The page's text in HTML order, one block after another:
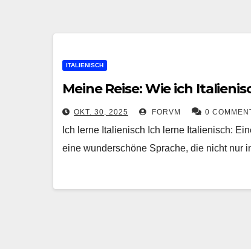
ITALIENISCH
Meine Reise: Wie ich
OKT. 30, 2025 FORVM 0
Ich lerne Italienisch Ich lerne Italienisch:
eine wunderschöne Sprache, die nicht nur